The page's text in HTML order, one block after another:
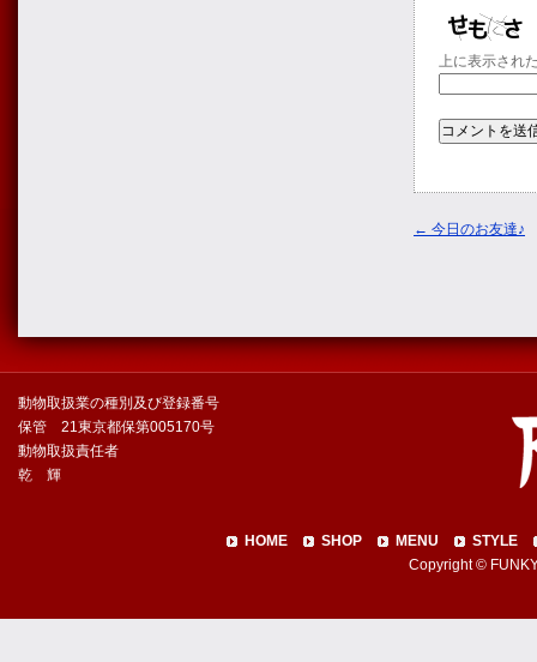
上に表示され
← 今日のお友達♪
動物取扱業の種別及び登録番号
保管 21東京都保第005170号
動物取扱責任者
乾 輝
HOME SHOP MENU
STYLE
Copyright ©